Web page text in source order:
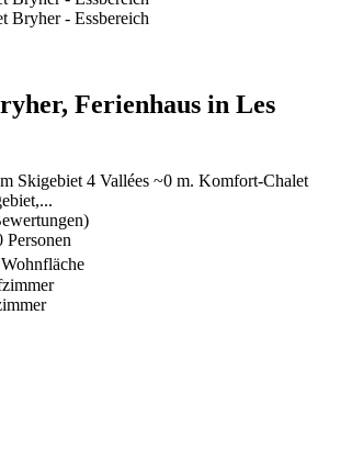
Ferienhaus in Les
Skigebiet 4 Vallées ~0 m. Komfort-Chalet
Personen
Wohnfläche